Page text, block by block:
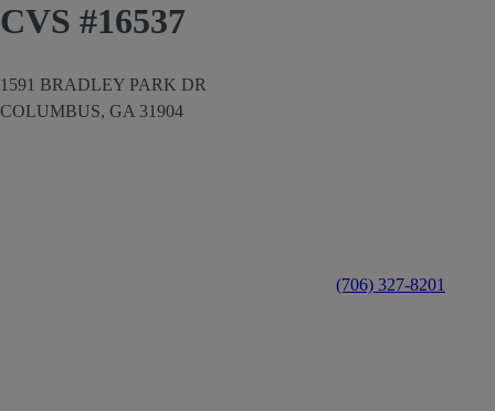
CVS #16537
1591 BRADLEY PARK DR
COLUMBUS, GA 31904
(706) 327-8201